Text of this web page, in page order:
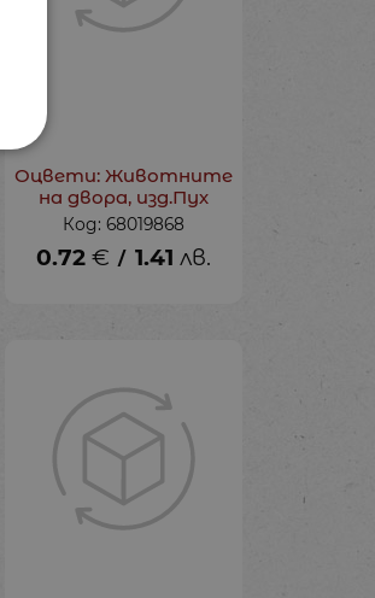
Оцвети: Животните
на двора, изд.Пух
Код: 68019868
0.72 € / 1.41 лв.